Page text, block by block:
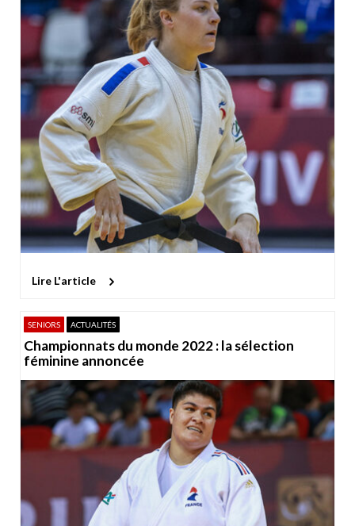
Lire L'article
SENIORS ACTUALITÉS
Championnats du monde 2022 : la sélection
féminine annoncée